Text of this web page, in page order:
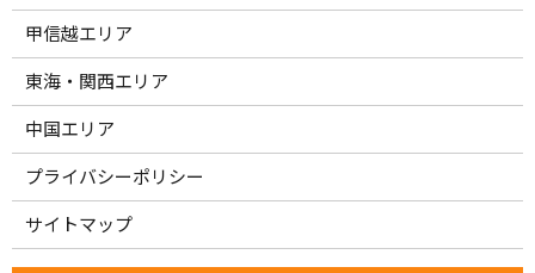
甲信越エリア
東海・関西エリア
中国エリア
プライバシーポリシー
サイトマップ